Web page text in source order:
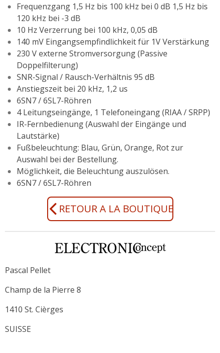
Frequenzgang 1,5 Hz bis 100 kHz bei 0 dB 1,5 Hz bis
120 kHz bei -3 dB
10 Hz Verzerrung bei 100 kHz, 0,05 dB
140 mV Eingangsempfindlichkeit für 1V Verstärkung
230 V externe Stromversorgung (Passive
Doppelfilterung)
SNR-Signal / Rausch-Verhältnis 95 dB
Anstiegszeit bei 20 kHz, 1,2 us
6SN7 / 6SL7-Röhren
4 Leitungseingänge, 1 Telefoneingang (RIAA / SRPP)
IR-Fernbedienung (Auswahl der Eingänge und
Lautstärke)
Fußbeleuchtung: Blau, Grün, Orange, Rot zur
Auswahl bei der Bestellung.
Möglichkeit, die Beleuchtung auszulösen.
6SN7 / 6SL7-Röhren
RETOUR A LA BOUTIQUE
Pascal Pellet
Champ de la Pierre 8
1410 St. Cièrges
SUISSE